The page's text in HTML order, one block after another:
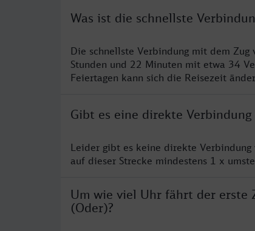
Was ist die schnellste
Die schnellste Verbindung mit dem
Stunden und 22 Minuten mit etwa 34
Feiertagen kann sich die Reisezeit
Gibt es eine direkte
Leider gibt es keine direkte Verbindung
auf dieser Strecke mindestens 1 x
Um wie viel Uhr fährt der erste
(Oder)?